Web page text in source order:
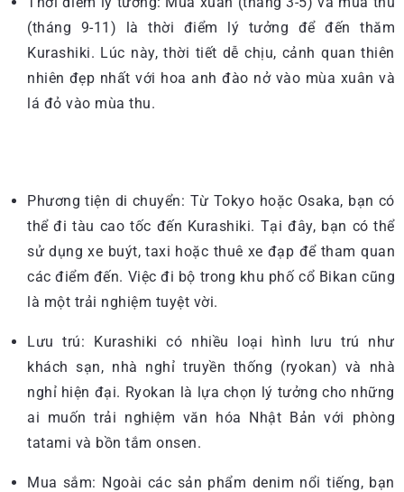
(tháng 9-11) là thời điểm lý tưởng để đến thăm
Kurashiki. Lúc này, thời tiết dễ chịu, cảnh quan thiên
nhiên đẹp nhất với hoa anh đào nở vào mùa xuân và
lá đỏ vào mùa thu.
Phương tiện di chuyển: Từ Tokyo hoặc Osaka, bạn có
thể đi tàu cao tốc đến Kurashiki. Tại đây, bạn có thể
sử dụng xe buýt, taxi hoặc thuê xe đạp để tham quan
các điểm đến. Việc đi bộ trong khu phố cổ Bikan cũng
là một trải nghiệm tuyệt vời.
Lưu trú: Kurashiki có nhiều loại hình lưu trú như
khách sạn, nhà nghỉ truyền thống (ryokan) và nhà
nghỉ hiện đại. Ryokan là lựa chọn lý tưởng cho những
ai muốn trải nghiệm văn hóa Nhật Bản với phòng
tatami và bồn tắm onsen.
Mua sắm: Ngoài các sản phẩm denim nổi tiếng, bạn